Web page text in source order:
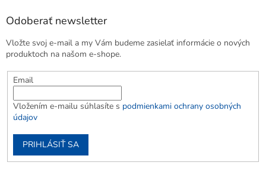
Odoberať newsletter
Vložte svoj e-mail a my Vám budeme zasielať informácie o nových
produktoch na našom e-shope.
Email
Vložením e-mailu súhlasíte s podmienkami ochrany osobných
údajov
PRIHLÁSIŤ SA